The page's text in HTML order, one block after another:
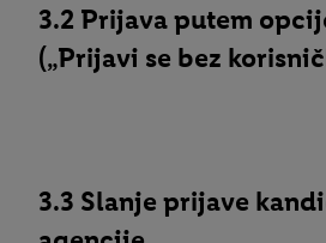
3.2 Prijava putem
(„Prijavi se bez
3.3 Slanje prijave